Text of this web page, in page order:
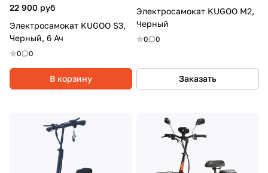
22 900 руб
Электросамокат KUGOO S3,
Черный, 6 Ач
0 0
В корзину
Электросамокат KUGOO M2,
Черный
0 0
Заказать